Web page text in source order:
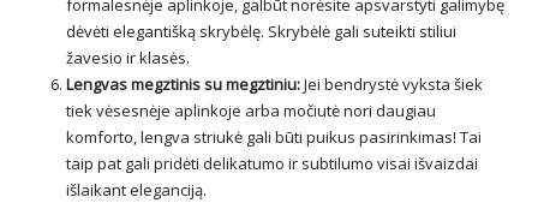
formalesnėje aplinkoje, galbūt norėsite apsvarstyti galimybę
dėvėti elegantišką skrybėlę. Skrybėlė gali suteikti stiliui
žavesio ir klasės.
Lengvas megztinis su megztiniu:Jei bendrystė vyksta šiek
tiek vėsesnėje aplinkoje arba močiutė nori daugiau
komforto, lengva striukė gali būti puikus pasirinkimas! Tai
taip pat gali pridėti delikatumo ir subtilumo visai išvaizdai
išlaikant eleganciją.